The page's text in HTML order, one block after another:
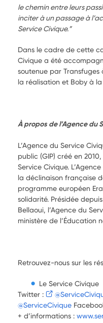
le chemin entre leurs
inciter à un passage à
Service Civique.”
Dans le cadre de cette
Civique a été
soutenue par
la réalisation et Boby à
À propos de l’Agence du
L’Agence du Service
public (GIP) créé en
Service Civique.
la déclinaison française
programme européen
solidarité. Présidée
Bellaoui, l’Agence du
ministère de l’Éducation
Retrouvez-nous sur les
Le Service Civique
Twitter :
@ServiceCivique
+ d’informations :